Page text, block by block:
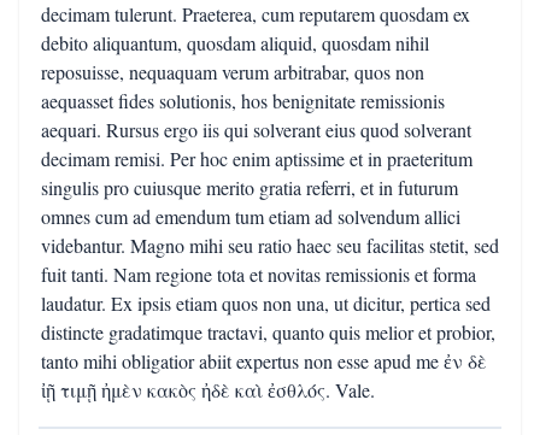
decimam tulerunt. Praeterea, cum reputarem quosdam ex
debito aliquantum, quosdam aliquid, quosdam nihil
reposuisse, nequaquam verum arbitrabar, quos non
aequasset fides solutionis, hos benignitate remissionis
aequari. Rursus ergo iis qui solverant eius quod solverant
decimam remisi. Per hoc enim aptissime et in praeteritum
singulis pro cuiusque merito gratia referri, et in futurum
omnes cum ad emendum tum etiam ad solvendum allici
videbantur. Magno mihi seu ratio haec seu facilitas stetit, sed
fuit tanti. Nam regione tota et novitas remissionis et forma
laudatur. Ex ipsis etiam quos non una, ut dicitur, pertica sed
distincte gradatimque tractavi, quanto quis melior et probior,
tanto mihi obligatior abiit expertus non esse apud me ἐν δὲ
ἰῇ τιμῇ ἠμὲν κακὸς ἠδὲ καὶ ἐσθλός. Vale.